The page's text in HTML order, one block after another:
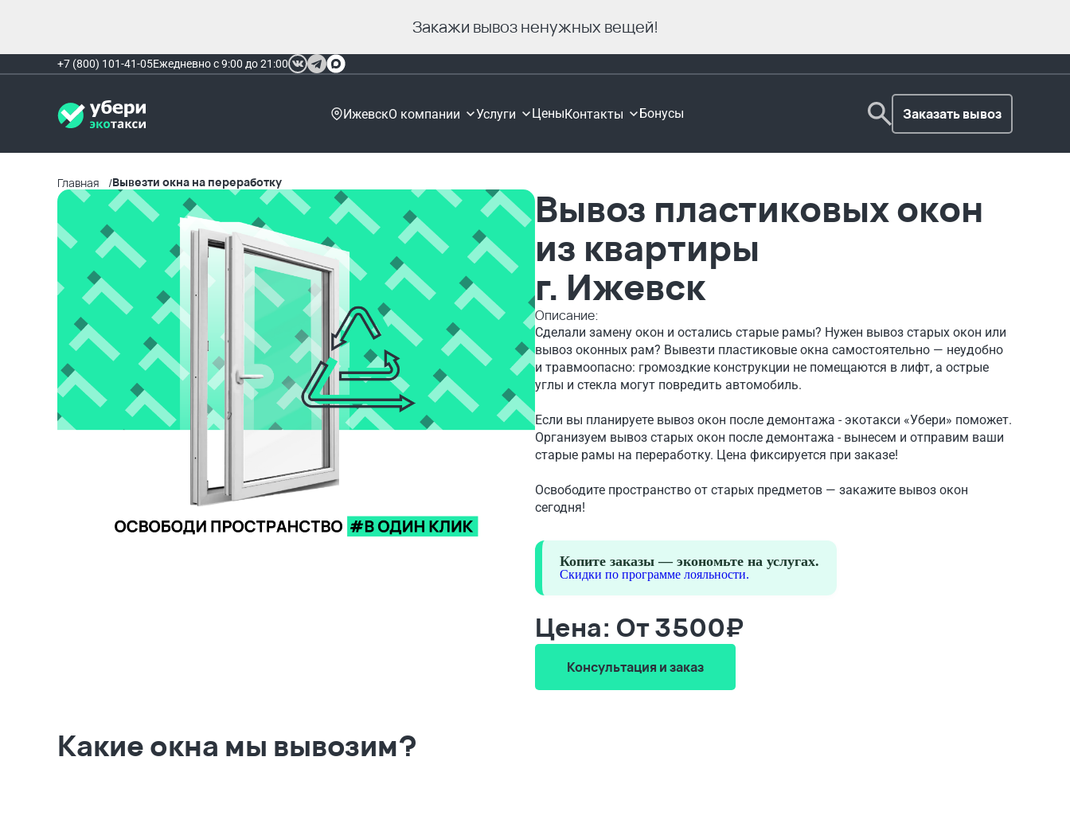
Закажи вывоз ненужных вещей!
+7 (800) 101-41-05Ежедневно с 9:00 до 21:00
ИжевскО компании Услуги ЦеныКонтакты Бонусы Заказать вывоз
Главная Вывезти окна на переработку
Вывоз пластиковых окон
из квартиры
г. Ижевск
Описание:
Сделали замену окон и остались старые рамы? Нужен вывоз старых окон или
вывоз оконных рам? Вывезти пластиковые окна самостоятельно — неудобно
и травмоопасно: громоздкие конструкции не помещаются в лифт, а острые
углы и стекла могут повредить автомобиль.
Если вы планируете вывоз окон после демонтажа - экотакси «Убери» поможет.
Организуем вывоз старых окон после демонтажа - вынесем и отправим ваши
старые рамы на переработку. Цена фиксируется при заказе!
Освободите пространство от старых предметов — закажите вывоз окон
сегодня!
Копите заказы — экономьте на услугах.
Скидки по программе лояльности.
Цена: От 3500₽
Консультация и заказ
Какие окна мы вывозим?